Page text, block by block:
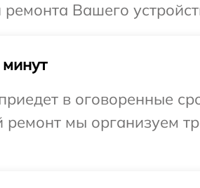
Вашего
в оговоренные
ремонт мы организуем